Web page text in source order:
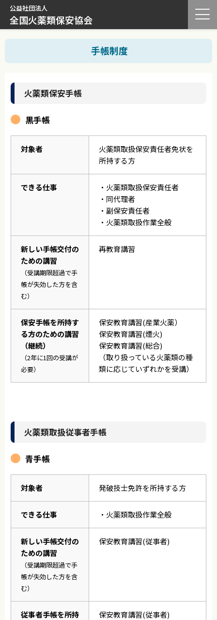
公益社団法人
全国火薬類保安協会
手帳制度
火薬類保安手帳
黒手帳
対象者
火薬類取扱保安責任者免状を
所持する方
できる仕事
・火薬類取扱保安責任者
・同代理者
・副保安責任者
・火薬類取扱作業全般
新しい手帳交付の
ための講習
（受講期限超過で手
帳が失効した方を含
む）
再教育講習
保安手帳を所持す
る方のための講習
（継続）
（2年に1回の受講が
必要）
保安教育講習(産業火薬）
保安教育講習(煙火)
保安教育講習(総合)
（取り扱っている火薬類の種
類に応じていずれかを受講）
火薬類取扱従事者手帳
青手帳
対象者 発破技士免許を所持する方
できる仕事 ・火薬類取扱作業全般
新しい手帳交付の
ための講習
（受講期限超過で手
帳が失効した方を含
む）
保安教育講習(従事者)
従事者手帳を所持
保安教育講習(従事者)